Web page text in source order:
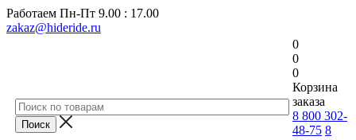
Работаем Пн-Пт 9.00 : 17.00
zakaz@hideride.ru
0
0
0
Корзина
заказа
8 800 302-
48-75 8